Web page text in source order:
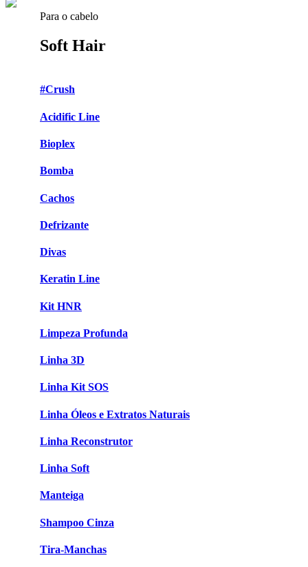
Para o cabelo
Soft Hair
#Crush
Acidific Line
Bioplex
Bomba
Cachos
Defrizante
Divas
Keratin Line
Kit HNR
Limpeza Profunda
Linha 3D
Linha Kit SOS
Linha Óleos e Extratos Naturais
Linha Reconstrutor
Linha Soft
Manteiga
Shampoo Cinza
Tira-Manchas